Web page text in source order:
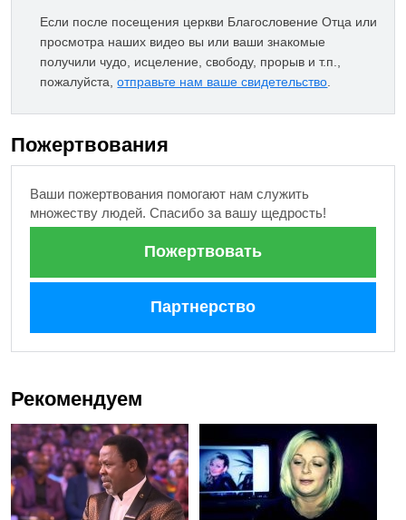
Если после посещения церкви Благословение Отца или
просмотра наших видео вы или ваши знакомые
получили чудо, исцеление, свободу, прорыв и т.п.,
пожалуйста,отправьте нам ваше свидетельство.
Пожертвования
Ваши пожертвования помогают нам служить
множеству людей. Спасибо за вашу щедрость!
Пожертвовать
Партнерство
Рекомендуем